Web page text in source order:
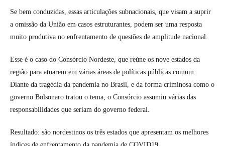
Se bem conduzidas, essas articulações subnacionais, que visam a suprir
a omissão da União em casos estruturantes, podem ser uma resposta
muito produtiva no enfrentamento de questões de amplitude nacional.
Esse é o caso do Consórcio Nordeste, que reúne os nove estados da
região para atuarem em várias áreas de políticas públicas comum.
Diante da tragédia da pandemia no Brasil, e da forma criminosa como o
governo Bolsonaro tratou o tema, o Consórcio assumiu várias das
responsabilidades que seriam do governo federal.
Resultado: são nordestinos os três estados que apresentam os melhores